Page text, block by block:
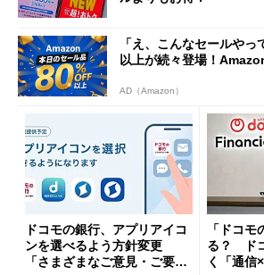
「え、こんなセールや
以上が続々登場！
AD（Amazon）
ドコモの銀行、アプリアイコ
ンを選べるよう方針変更
「さまざまなご意見・ご要望
「ドコ
る？ ド
く「通信